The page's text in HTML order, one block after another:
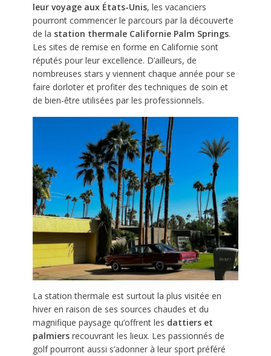
leur voyage aux États-Unis, les vacanciers
pourront commencer le parcours par la découverte
de la station thermale Californie Palm Springs.
Les sites de remise en forme en Californie sont
réputés pour leur excellence. D’ailleurs, de
nombreuses stars y viennent chaque année pour se
faire dorloter et profiter des techniques de soin et
de bien-être utilisées par les professionnels.
La station thermale est surtout la plus visitée en
hiver en raison de ses sources chaudes et du
magnifique paysage qu’offrent les dattiers et
palmiersrecouvrant les lieux. Les passionnés de
golf pourront aussi s’adonner à leur sport préféré